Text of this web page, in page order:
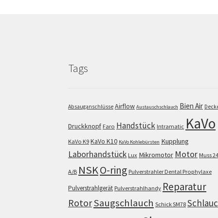
Tags
Absauganschlüsse Airflow Austauschschlauch Bien Air
Druckknopf Faro Handstück Intramatic KaVo
KaVo K9 KaVo K10 KaVo Kohlebürsten Kupplung
Laborhandstück Lux Mikromotor Motor Muss
A/B NSKO-ring Pulverstrahler Dental Prophylaxe
Pulverstrahlgerät Pulverstrahlhandy Reparatur
RotorSaugschlauch Schick SM78